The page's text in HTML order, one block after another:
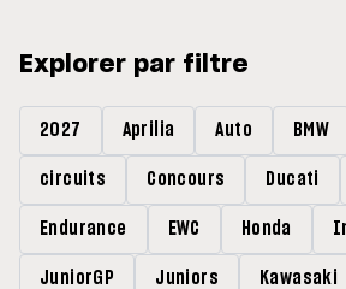
Explorer par filtre
2027 Aprilia Auto BMW
circuits Concours Ducati
Endurance EWC Honda
JuniorGP Juniors Kawasaki